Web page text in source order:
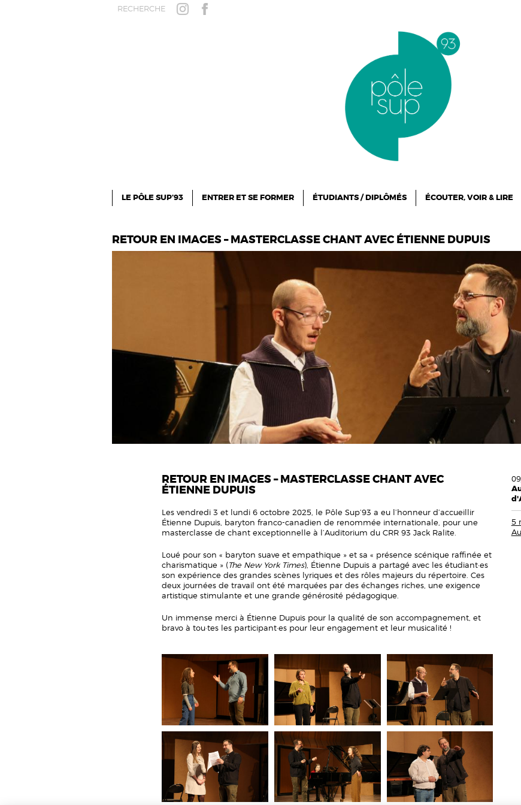
Aller au contenu principalRECHERCHE INSTAGRAMFACEBOOK
LE PÔLE SUP’93 ENTRER ET SE FORMER ÉTUDIANTS / DIPLÔMÉS ÉCOUTER, VOIR & LIRE
RETOUR EN IMAGES – MASTERCLASSE CHANT AVEC ÉTIENNE DUPUIS
RETOUR EN IMAGES – MASTERCLASSE CHANT AVEC
ÉTIENNE DUPUIS
Les vendredi 3 et lundi 6 octobre 2025, le Pôle Sup’93 a eu l’honneur d’accueillir
Étienne Dupuis, baryton franco-canadien de renommée internationale, pour une
masterclasse de chant exceptionnelle à l’Auditorium du CRR 93 Jack Ralite.
Loué pour son « baryton suave et empathique » et sa « présence scénique raffinée et
charismatique » (The New York Times), Étienne Dupuis a partagé avec les étudiant·es
son expérience des grandes scènes lyriques et des rôles majeurs du répertoire. Ces
deux journées de travail ont été marquées par des échanges riches, une exigence
artistique stimulante et une grande générosité pédagogique.
Un immense merci à Étienne Dupuis pour la qualité de son accompagnement, et
bravo à tou·tes les participant·es pour leur engagement et leur musicalité !
5